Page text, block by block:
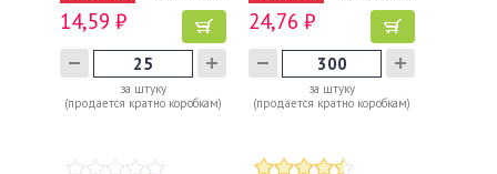
14,59 ₽
за штуку
(продается кратно коробкам)
24,76 ₽
за штуку
(продается кратно коробкам)